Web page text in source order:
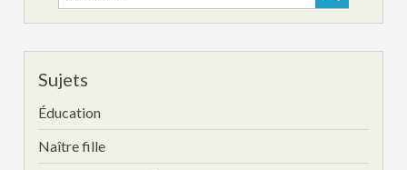
for:
Sujets
Éducation
Naître fille